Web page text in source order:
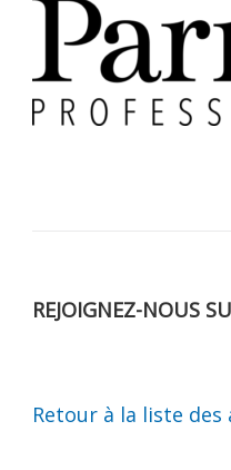
REJOIGNEZ-NOUS
Retour à la liste des